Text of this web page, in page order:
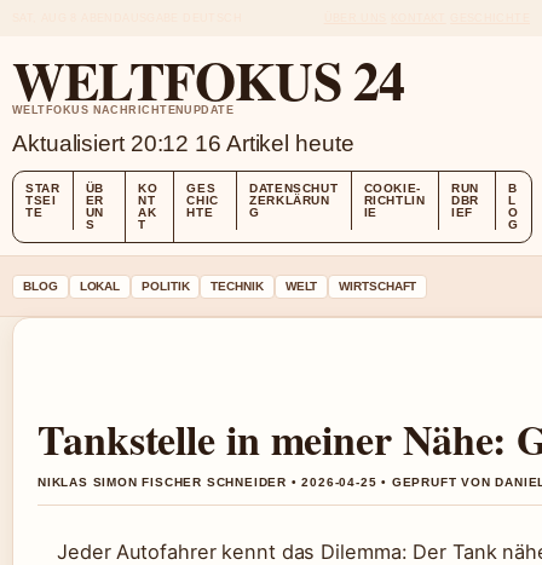
WELTFOKUS 24
WELTFOKUS NACHRICHTENUPDATE
Aktualisiert 20:12 16 Artikel heute
STAR
TSEI
TE
ÜB
ER
UN
S
KO
NT
AK
T
GES
CHIC
HTE
DATENSCHUT
ZERKLÄRUN
G
COOKIE-
RICHTLIN
IE
RUN
DBR
IEF
B
L
O
G
BLOG LOKAL POLITIK TECHNIK WELT WIRTSCHAFT
Tankstelle in meiner Nähe:
NIKLAS SIMON FISCHER SCHNEIDER • 2026-04-25 • GEPRUFT VON
Jeder Autofahrer kennt das Dilemma: Der Tank